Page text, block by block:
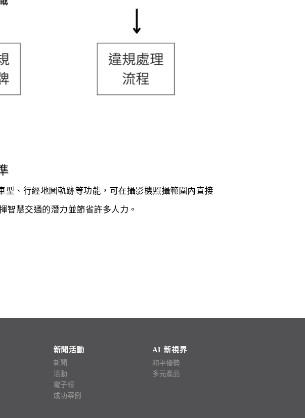
、行經地圖軌跡等功能，可在攝影機照攝範圍內直接
智慧交通的潛力並節省許多人力。
新聞活動
新聞
活動
電子報
成功案例
AI 新視界
和平優勢
多元產品